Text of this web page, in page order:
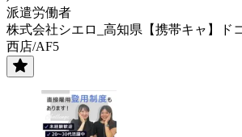
派遣労働者
株式会社シエロ_高知県【携帯キャ】ド
西店/AF5